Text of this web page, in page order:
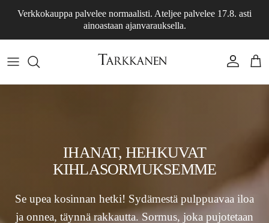
Verkkokauppa palvelee normaalisti. Ateljee palvelee 17.8. asti
ainoastaan ajanvarauksella.
Tili
IHANAT, HEHKUVAT
KIHLASORMUKSEMME
Se upea kosinnan hetki! Sydämestä pulppuavaa iloa
ja onnea, täynnä rakkautta. Sormus, joka pujotetaan